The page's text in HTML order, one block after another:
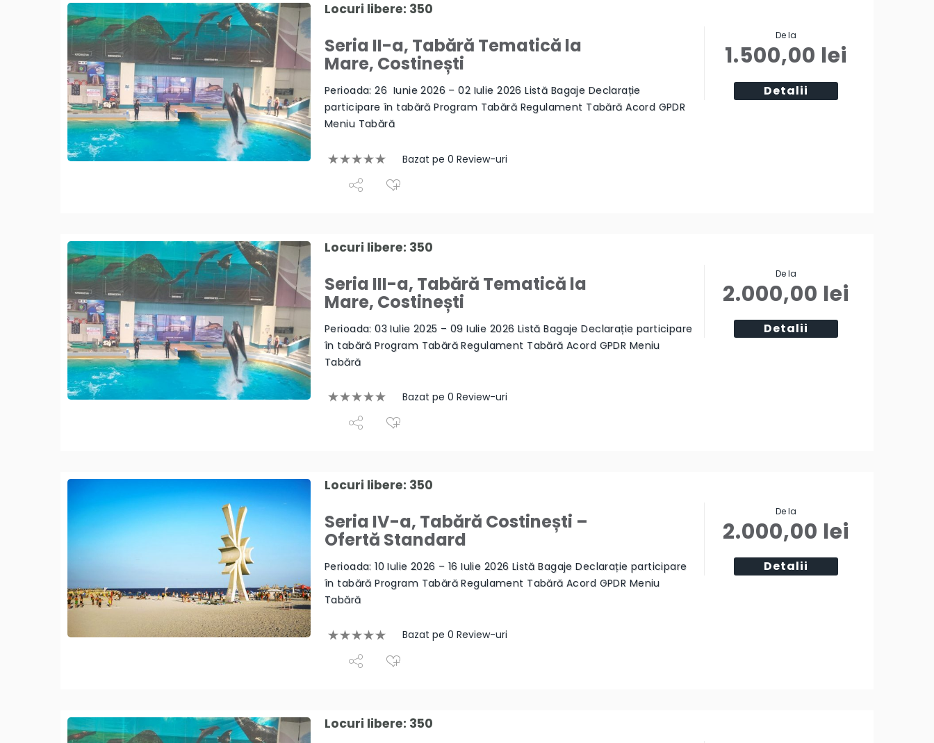
Locuri libere: 350
Seria II-a, Tabără Tematică la
Mare, Costinești
Perioada: 26 Iunie 2026 – 02 Iulie 2026 Listă Bagaje Declarație
participare în tabără Program Tabără Regulament Tabără Acord GPDR
Meniu Tabără
Bazat pe 0 Review-uri
De la
1.500,00 lei
Detalii
Locuri libere: 350
Seria III-a, Tabără Tematică la
Mare, Costinești
Perioada: 03 Iulie 2025 – 09 Iulie 2026 Listă Bagaje Declarație participare
în tabără Program Tabără Regulament Tabără Acord GPDR Meniu
Tabără
Bazat pe 0 Review-uri
De la
2.000,00 lei
Detalii
Locuri libere: 350
Seria IV-a, Tabără Costinești –
Ofertă Standard
Perioada: 10 Iulie 2026 – 16 Iulie 2026 Listă Bagaje Declarație participare
în tabără Program Tabără Regulament Tabără Acord GPDR Meniu
Tabără
Bazat pe 0 Review-uri
De la
2.000,00 lei
Detalii
Locuri libere: 350